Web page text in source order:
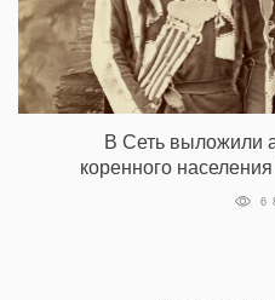
В Сеть выложили
коренного
6